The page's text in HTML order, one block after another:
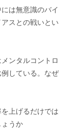
は無意識のバイ
スとの戦いとい
ンタルコントロ
している。なぜ
上げるだけでは
うか